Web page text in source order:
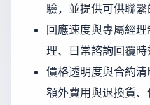
驗，並提供可供聯繫
回應速度與專屬經
理、日常諮詢回覆時
價格透明度與合約清
額外費用與退換貨、